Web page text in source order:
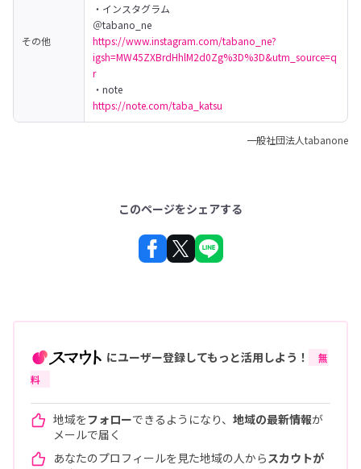
その他
・インスタグラム
https://www.instagram.com/tabano_ne?
igsh=MW45ZXBrdHhlM2d0Zg%3D%3D&utm_source=q
r
https://note.com/taba_katsu
一般社団法人tabanone
このページをシェアする
にユーザー登録してもっと活用しよう！
無
料
地域をフォローできるようになり、 地域の最新情報が
メールで届く
あなたのプロフィールを見た地域の人から スカウトが